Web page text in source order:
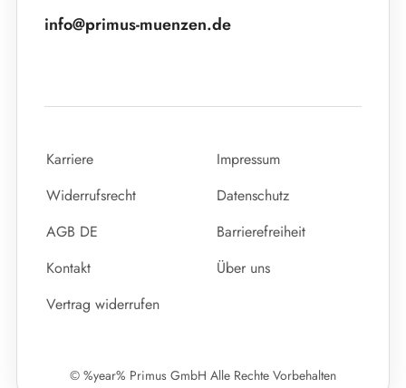
info@primus-muenzen.de
Karriere
Impressum
Widerrufsrecht
Datenschutz
AGB DE
Barrierefreiheit
Kontakt
Über uns
Vertrag widerrufen
© %year% Primus GmbH Alle Rechte Vorbehalten